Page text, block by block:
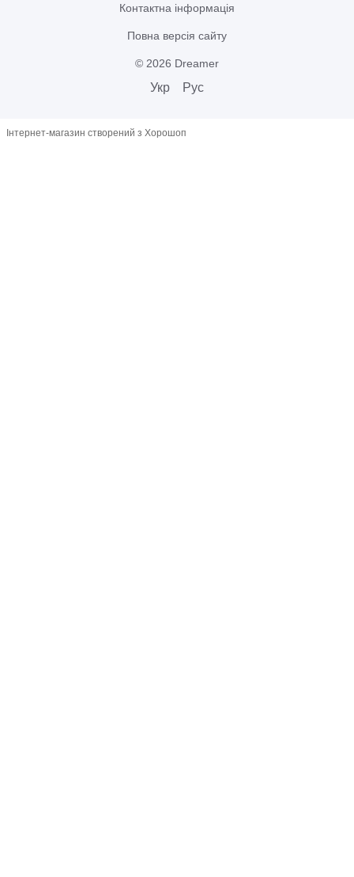
Контактна інформація
Повна версія сайту
© 2026 Dreamer
Укр Рус
Інтернет-магазин створений з Хорошоп